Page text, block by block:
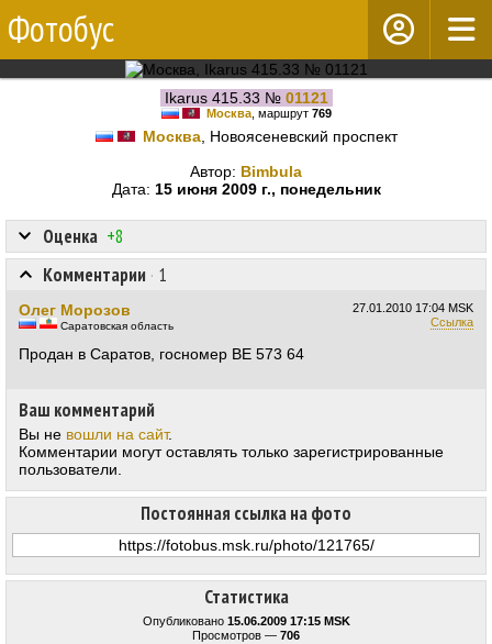
Фотобус
Ikarus 415.33 № 01121
Москва, маршрут 769
Москва, Новоясеневский проспект
Автор: Bimbula
Дата: 15 июня 2009 г., понедельник
Статистика
Опубликовано 15.06.2009 17:15 MSK
Просмотров — 706
Оценка +8
Постоянная ссылка на фото
Комментарии · 1
27.01.2010 17:04 MSK
Ссылка
Олег Морозов
Саратовская область
Продан в Саратов, госномер ВЕ 573 64
Ваш комментарий
Вы не вошли на сайт.
Комментарии могут оставлять только зарегистрированные
пользователи.